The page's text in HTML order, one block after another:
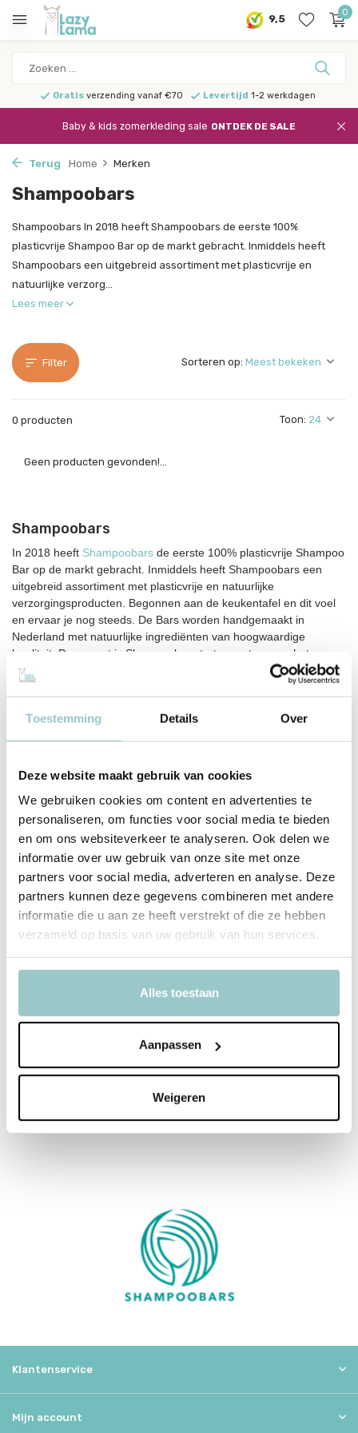
Toestemming Details Over
Deze website maakt gebruik van cookies
We gebruiken cookies om content en advertenties te
personaliseren, om functies voor social media te bieden
en om ons websiteverkeer te analyseren. Ook delen we
informatie over uw gebruik van onze site met onze
partners voor social media, adverteren en analyse. Deze
partners kunnen deze gegevens combineren met andere
informatie die u aan ze heeft verstrekt of die ze hebben
verzameld op basis van uw gebruik van hun services.
Alles toestaan
Aanpassen
Weigeren
9,5
0
Gratis verzending vanaf €70 Levertijd 1-2 werkdagen
Baby & kids zomerkleding sale ONTDEK DE SALE
Terug Home Merken
Shampoobars
Shampoobars In 2018 heeft Shampoobars de eerste 100%
plasticvrije Shampoo Bar op de markt gebracht. Inmiddels heeft
Shampoobars een uitgebreid assortiment met plasticvrije en
natuurlijke verzorg...
Lees meer
Filter
0 producten Toon:
Sorteren op:
Geen producten gevonden!...
Shampoobars
In 2018 heeft Shampoobars de eerste 100% plasticvrije Shampoo
Bar op de markt gebracht. Inmiddels heeft Shampoobars een
uitgebreid assortiment met plasticvrije en natuurlijke
verzorgingsproducten. Begonnen aan de keukentafel en dit voel
en ervaar je nog steeds. De Bars worden handgemaakt in
Nederland met natuurlijke ingrediënten van hoogwaardige
kwaliteit. Daarnaast is Shampoobars trotse partner van het
Wereld Natuur Fonds en staat het milieu echt op nummer één.
Plasticvrij Douchen en Badderen
Shampoobars biedt een uitgebreid assortiment aan met plasticvrije
nodig hebben en zijn gemaakt van natuurlijke ingrediënten. Er is
voor elk type haar/huid een geschikte Bar.
Het ontstaan van Shampoobars
Zes jaar geleden hebben Mark en Lyan de eerste 100% plasticvrije
Shampoo Bar op de markt gebracht in Nederland. Ze vonden het
bizar dat de meeste verzorgingsproducten voor 80% uit water
bestaan. Hierdoor zit het verpakt in grote plastic flessen die
allemaal vervoerd moeten worden. Een Shampoo Bar bevat alleen
mee als 3 plastic shampoo flessen. Zo zijn niet alleen die grote
vervuilende plastic flessen verleden tijd, ook bespaart het enorm
Miljoenen plastic flessen bespaard
Inmiddels douchen er ruim 200.000 huishoudens met de plasticvrije
iedere keuze dieer wordt gemaakt wordt er gedacht aan de impact
Klantenservice
Mijn account